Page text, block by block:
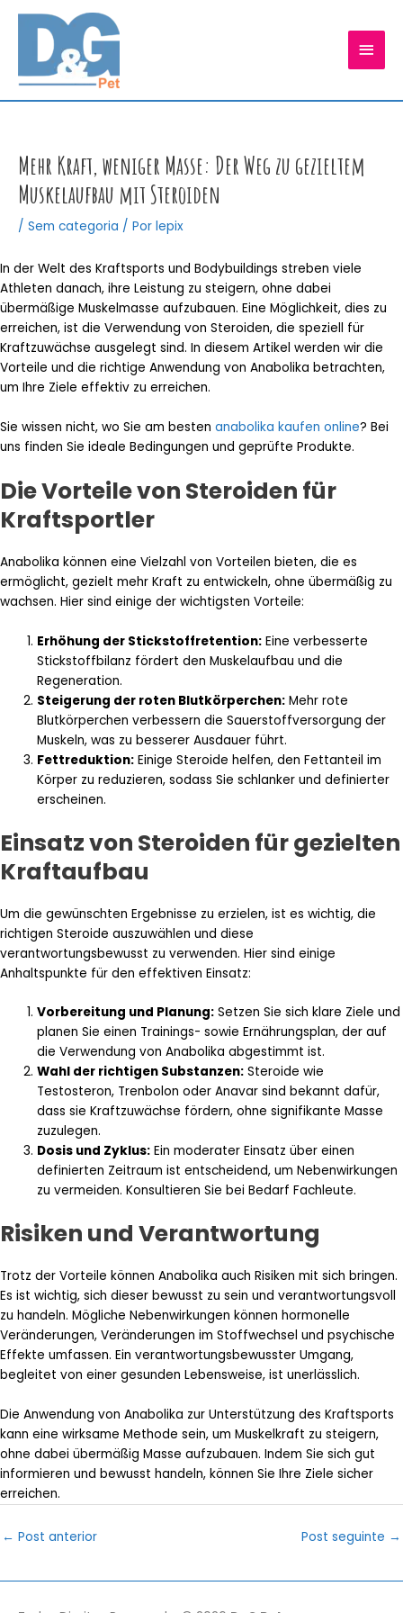
conteúdo
Mehr Kraft, weniger Masse: Der Weg zu gezieltem
Muskelaufbau mit Steroiden
/ Sem categoria / Por lepix
In der Welt des Kraftsports und Bodybuildings streben viele
Athleten danach, ihre Leistung zu steigern, ohne dabei
übermäßige Muskelmasse aufzubauen. Eine Möglichkeit, dies zu
erreichen, ist die Verwendung von Steroiden, die speziell für
Kraftzuwächse ausgelegt sind. In diesem Artikel werden wir die
Vorteile und die richtige Anwendung von Anabolika betrachten,
um Ihre Ziele effektiv zu erreichen.
Sie wissen nicht, wo Sie am besten anabolika kaufen online? Bei
uns finden Sie ideale Bedingungen und geprüfte Produkte.
Die Vorteile von Steroiden für
Kraftsportler
Anabolika können eine Vielzahl von Vorteilen bieten, die es
ermöglicht, gezielt mehr Kraft zu entwickeln, ohne übermäßig zu
wachsen. Hier sind einige der wichtigsten Vorteile:
Erhöhung der Stickstoffretention: Eine verbesserte
Stickstoffbilanz fördert den Muskelaufbau und die
Regeneration.
Steigerung der roten Blutkörperchen: Mehr rote
Blutkörperchen verbessern die Sauerstoffversorgung der
Muskeln, was zu besserer Ausdauer führt.
Fettreduktion: Einige Steroide helfen, den Fettanteil im
Körper zu reduzieren, sodass Sie schlanker und definierter
erscheinen.
Einsatz von Steroiden für gezielten
Kraftaufbau
Um die gewünschten Ergebnisse zu erzielen, ist es wichtig, die
richtigen Steroide auszuwählen und diese
verantwortungsbewusst zu verwenden. Hier sind einige
Anhaltspunkte für den effektiven Einsatz:
Vorbereitung und Planung: Setzen Sie sich klare Ziele und
planen Sie einen Trainings- sowie Ernährungsplan, der auf
die Verwendung von Anabolika abgestimmt ist.
Wahl der richtigen Substanzen: Steroide wie
Testosteron, Trenbolon oder Anavar sind bekannt dafür,
dass sie Kraftzuwächse fördern, ohne signifikante Masse
zuzulegen.
Dosis und Zyklus: Ein moderater Einsatz über einen
definierten Zeitraum ist entscheidend, um Nebenwirkungen
zu vermeiden. Konsultieren Sie bei Bedarf Fachleute.
Risiken und Verantwortung
Trotz der Vorteile können Anabolika auch Risiken mit sich bringen.
Es ist wichtig, sich dieser bewusst zu sein und verantwortungsvoll
zu handeln. Mögliche Nebenwirkungen können hormonelle
Veränderungen, Veränderungen im Stoffwechsel und psychische
Effekte umfassen. Ein verantwortungsbewusster Umgang,
begleitet von einer gesunden Lebensweise, ist unerlässlich.
Die Anwendung von Anabolika zur Unterstützung des Kraftsports
kann eine wirksame Methode sein, um Muskelkraft zu steigern,
ohne dabei übermäßig Masse aufzubauen. Indem Sie sich gut
informieren und bewusst handeln, können Sie Ihre Ziele sicher
erreichen.
Post
← Post anterior Post seguinte →